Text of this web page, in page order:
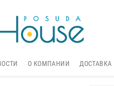
О КОМПАНИИ ДОСТАВКА